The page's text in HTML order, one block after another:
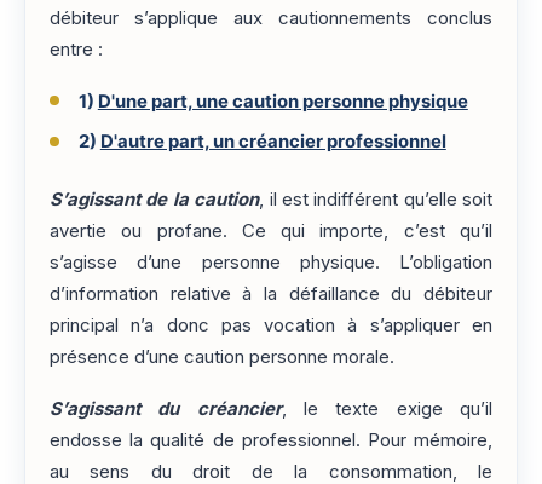
débiteur s’applique aux cautionnements conclus
entre :
1) D'une part, une caution personne physique
2) D'autre part, un créancier professionnel
S’agissant de la caution, il est indifférent qu’elle soit
avertie ou profane. Ce qui importe, c’est qu’il
s’agisse d’une personne physique. L’obligation
d’information relative à la défaillance du débiteur
principal n’a donc pas vocation à s’appliquer en
présence d’une caution personne morale.
S’agissant du créancier, le texte exige qu’il
endosse la qualité de professionnel. Pour mémoire,
au sens du droit de la consommation, le